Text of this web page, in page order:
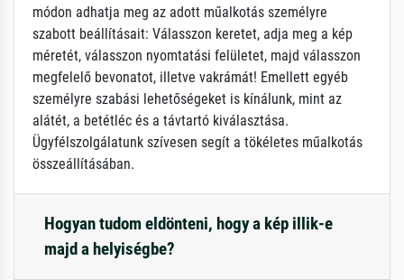
módon adhatja meg az adott műalkotás személyre
szabott beállításait: Válasszon keretet, adja meg a kép
méretét, válasszon nyomtatási felületet, majd válasszon
megfelelő bevonatot, illetve vakrámát! Emellett egyéb
személyre szabási lehetőségeket is kínálunk, mint az
alátét, a betétléc és a távtartó kiválasztása.
Ügyfélszolgálatunk szívesen segít a tökéletes műalkotás
összeállításában.
Hogyan tudom eldönteni, hogy a kép illik-e
majd a helyiségbe?